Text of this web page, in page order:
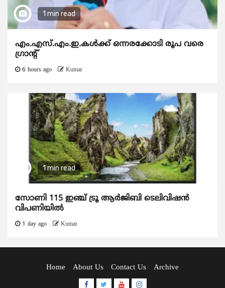
1 min read
എം.എസ്.എം.ഇ.കൾക്ക് ഒന്നരക്കോടി രൂപ വരെ
ഗ്രാന്റ്
6 hours ago Kumar
1 min read
സോണി 115 ഇഞ്ച് ട്രൂ ആർജിബി ടെലിവിഷൻ
വിപണിയിൽ
1 day ago Kumar
Home About Us Contact Us Archive
Facebook
TwitterYoutubeInstagram